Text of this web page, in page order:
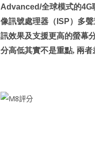
Advanced/全球模式的4G
像訊號處理器（ ISP）多
訊效果及支援更高的螢幕
分高低其實不是重點, 兩